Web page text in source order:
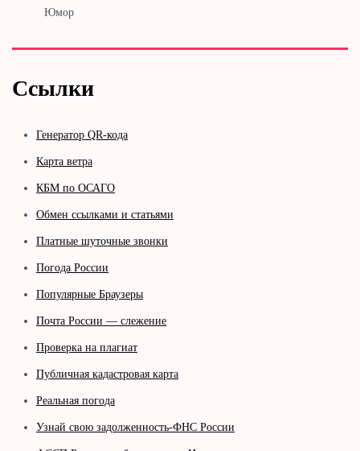
Юмор
Ссылки
Генератор QR-кода
Карта ветра
КБМ по ОСАГО
Обмен ссылками и статьями
Платные шуточные звонки
Погода России
Популярные Браузеры
Почта России — слежение
Проверка на плагиат
Публичная кадастровая карта
Реальная погода
Узнай свою задолженность-ФНС России